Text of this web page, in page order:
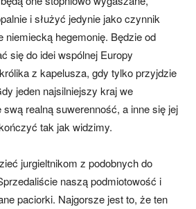
i służyć jedynie jako czynnik
niemiecką hegemonię. Będzie od
się do idei wspólnej Europy
z kapelusza, gdy tylko przyjdzie
jeden najsilniejszy kraj we
realną suwerenność, a inne się jej
tak jak widzimy.
jurgieltnikom z podobnych do
naszą podmiotowość i
paciorki. Najgorsze jest to, że ten